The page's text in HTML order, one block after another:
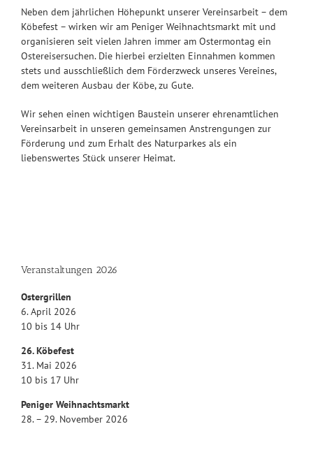
Neben dem jährlichen Höhepunkt unserer Vereinsarbeit – dem
Köbefest – wirken wir am Peniger Weihnachtsmarkt mit und
organisieren seit vielen Jahren immer am Ostermontag ein
Ostereisersuchen. Die hierbei erzielten Einnahmen kommen
stets und ausschließlich dem Förderzweck unseres Vereines,
dem weiteren Ausbau der Köbe, zu Gute.
Wir sehen einen wichtigen Baustein unserer ehrenamtlichen
Vereinsarbeit in unseren gemeinsamen Anstrengungen zur
Förderung und zum Erhalt des Naturparkes als ein
liebenswertes Stück unserer Heimat.
Veranstaltungen 2026
Ostergrillen
6. April 2026
10 bis 14 Uhr
26. Köbefest
31. Mai 2026
10 bis 17 Uhr
Peniger Weihnachtsmarkt
28. – 29. November 2026